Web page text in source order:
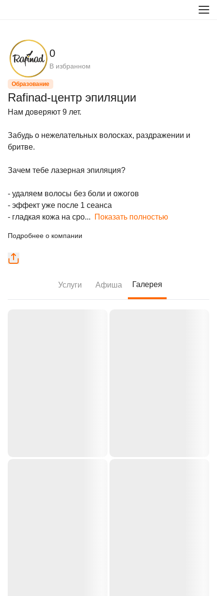
0
В избранном
Образование
Rafinad-центр эпиляции
Нам доверяют 9 лет.
Забудь о нежелательных волосках, раздражении и
бритве.
Зачем тебе лазерная эпиляция?
- удаляем волосы без боли и ожогов
- эффект уже после 1 сеанса
- гладкая кожа на сро... Показать полностью
Подробнее о компании
Услуги Афиша Галерея